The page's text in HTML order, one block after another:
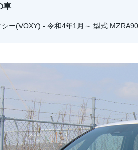
車
シー(VOXY) - 令和4年1月～ 型式